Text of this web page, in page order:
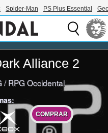
Spider-Man PS Plus Essential
Alliance 2
/RPG Occidental
COMPRAR